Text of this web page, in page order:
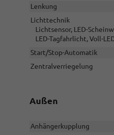
Lenkung
Lichttechnik
Lichtsensor, LED-
LED-Tagfahrlicht, Voll-
Start/Stop-Automatik
Zentralverriegelung
Außen
Anhängerkupplung